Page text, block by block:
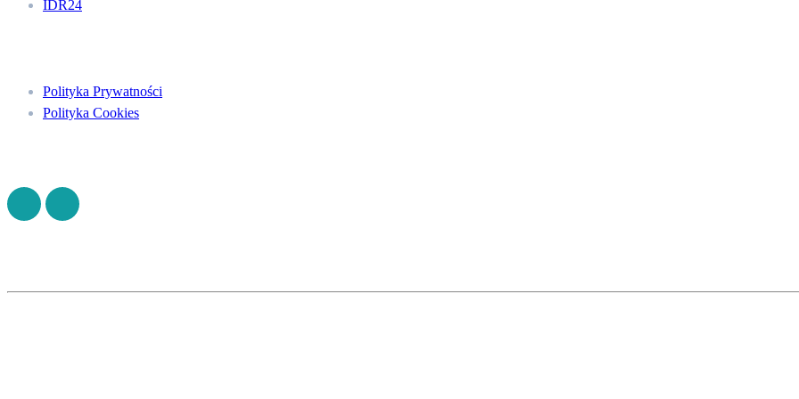
IDR24
Polityka Prywatności
Polityka Cookies